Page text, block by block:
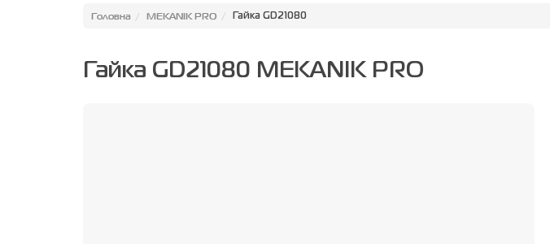
Головна MEKANIK PRO Гайка GD21080
Гайка GD21080 MEKANIK PRO